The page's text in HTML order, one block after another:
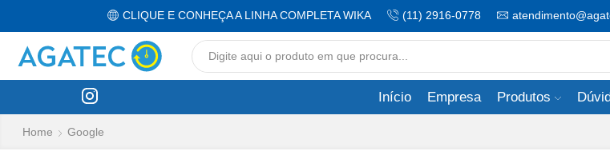
CLIQUE E CONHEÇA A LINHA COMPLETA WIKA (11) 2916-0778
input
Início Empresa Produtos
Home Google